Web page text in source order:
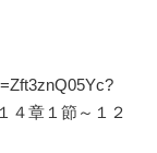
４章１節～１２